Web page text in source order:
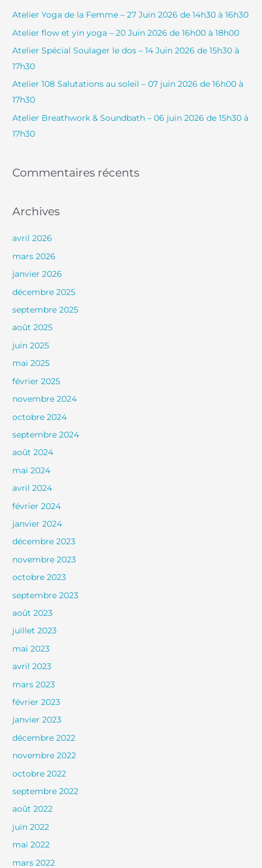
h
e
r
:
Atelier Yoga de la Femme – 27 Juin 2026 de 14h30 à 16h30
Atelier flow et yin yoga – 20 Juin 2026 de 16h00 à 18h00
Atelier Spécial Soulager le dos – 14 Juin 2026 de 15h30 à
17h30
Atelier 108 Salutations au soleil – 07 juin 2026 de 16h00 à
17h30
Atelier Breathwork & Soundbath – 06 juin 2026 de 15h30 à
17h30
Commentaires récents
Archives
avril 2026
mars 2026
janvier 2026
décembre 2025
septembre 2025
août 2025
juin 2025
mai 2025
février 2025
novembre 2024
octobre 2024
septembre 2024
août 2024
mai 2024
avril 2024
février 2024
janvier 2024
décembre 2023
novembre 2023
octobre 2023
septembre 2023
août 2023
juillet 2023
mai 2023
avril 2023
mars 2023
février 2023
janvier 2023
décembre 2022
novembre 2022
octobre 2022
septembre 2022
août 2022
juin 2022
mai 2022
mars 2022